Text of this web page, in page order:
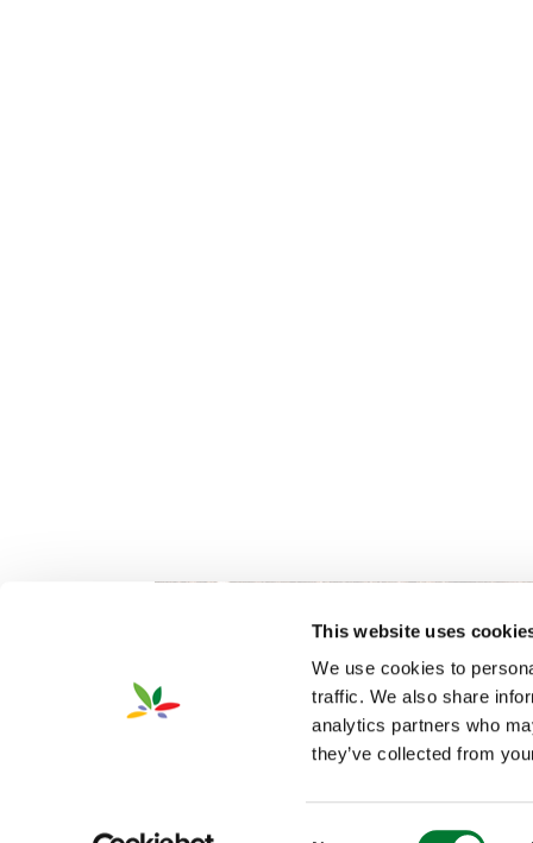
This website uses
We use cookies to
traffic. We also share
analytics partners who
they’ve collected from
2026 Van Iperen International